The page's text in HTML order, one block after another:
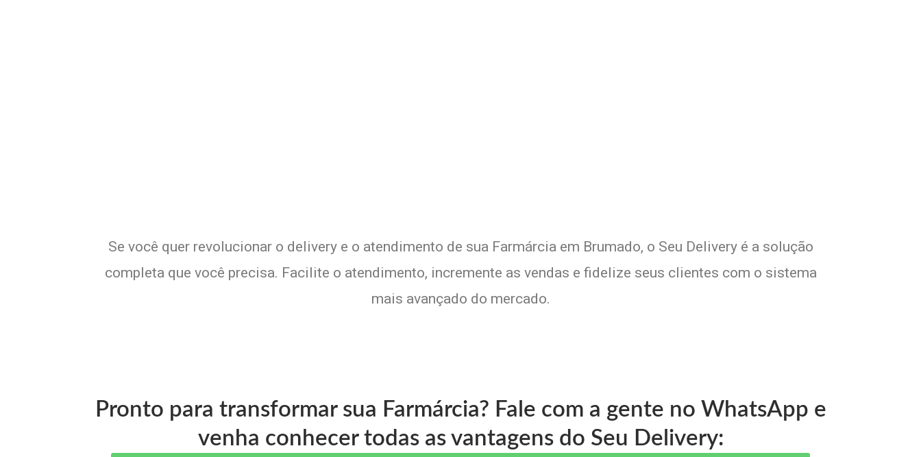
Se você quer revolucionar o delivery e o atendimento de sua Farmárcia em Brumado, o Seu Delivery é a solução
completa que você precisa. Facilite o atendimento, incremente as vendas e fidelize seus clientes com o sistema
mais avançado do mercado.
Pronto para transformar sua Farmárcia? Fale com a gente no WhatsApp e
venha conhecer todas as vantagens do Seu Delivery: